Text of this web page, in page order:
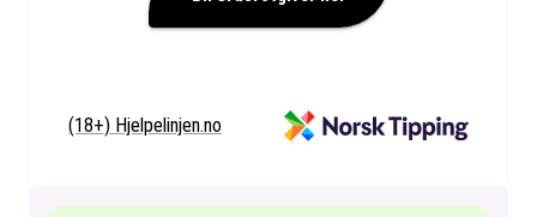
(18+) Hjelpelinjen.no